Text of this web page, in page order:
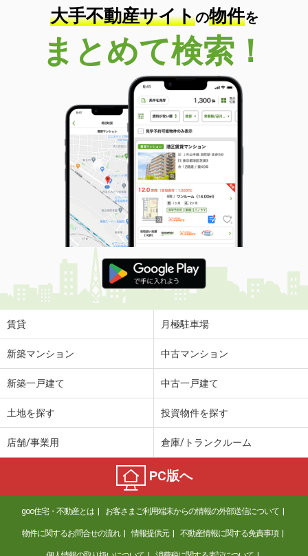
大手不動産サイトの物件を
まとめて検索！
賃貸 月極駐車場
新築マンション 中古マンション
新築一戸建て 中古一戸建て
土地を探す 投資物件を探す
店舗/事業用 倉庫/トランクルーム
PC版へ
goo住宅・不動産とは お客さまご利用端末からの情報の外部送信について
物件に関するお問合せの流れ 情報提供元 不動産情報に関する免責事項